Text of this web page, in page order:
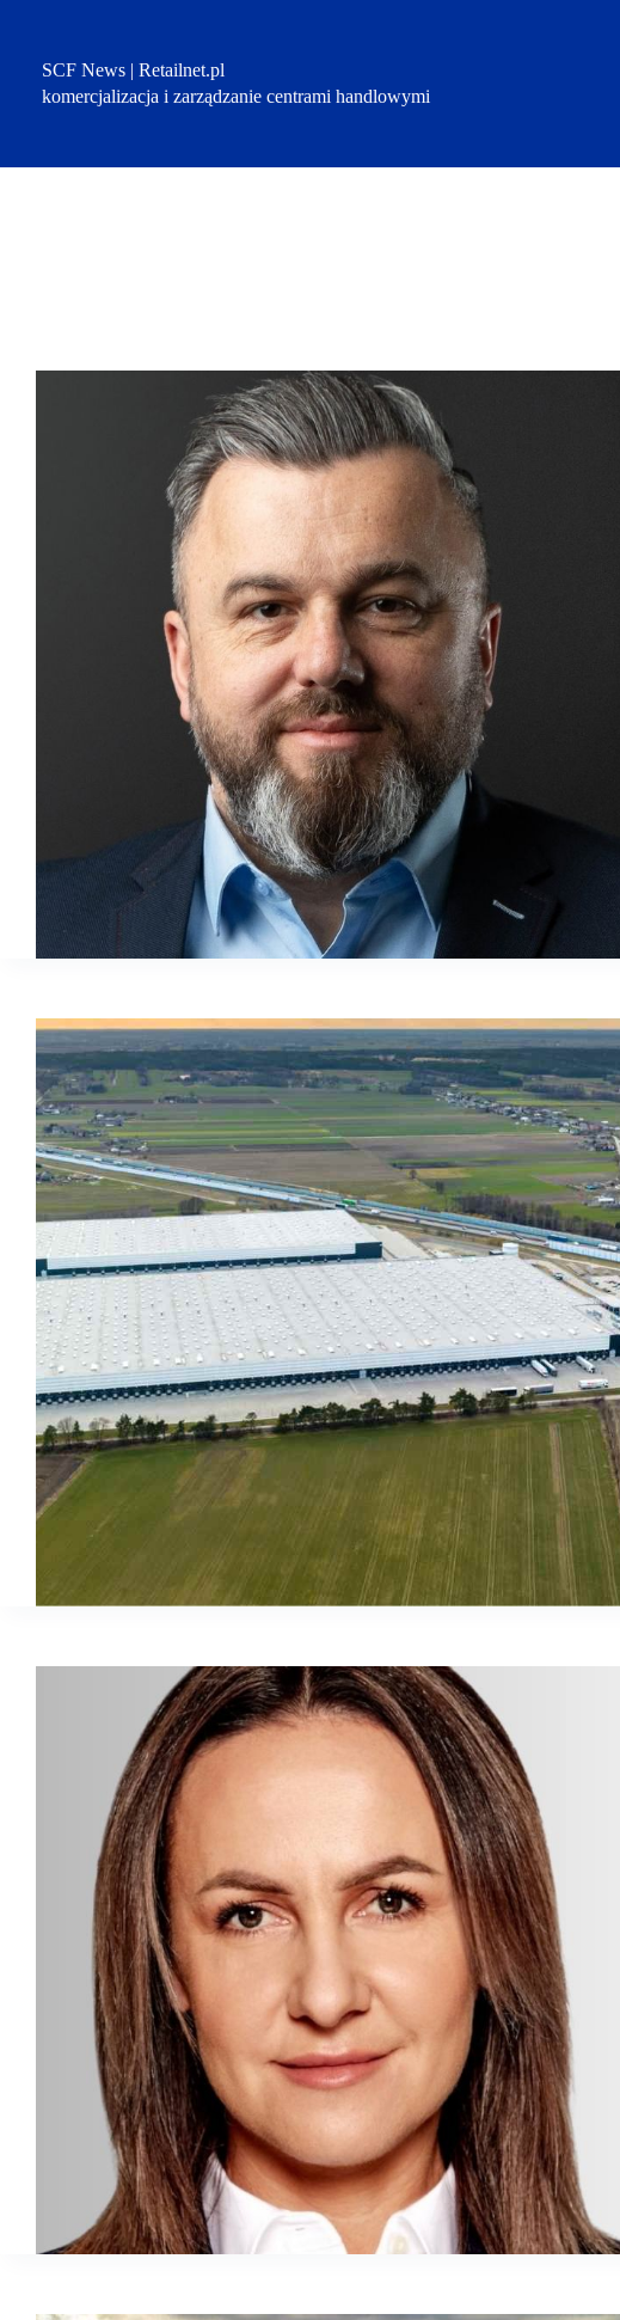
SCF News | Retailnet.pl
komercjalizacja i zarządzanie centrami handlowymi